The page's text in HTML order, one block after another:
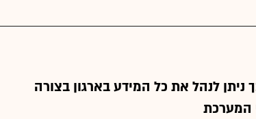
ניתן לנהל את כל המידע בארגון בצורה
המערכת